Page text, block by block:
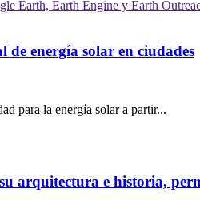
de energía solar en ciudades
para la energía solar a partir...
arquitectura e historia,